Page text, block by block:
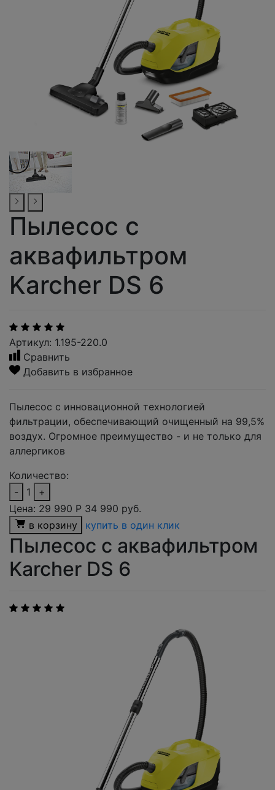
Пылесос с
аквафильтром
Karcher DS 6
Артикул: 1.195-220.0
Сравнить
Добавить в избранное
Пылесос с инновационной технологией
фильтрации, обеспечивающий очищенный на 99,5%
воздух. Огромное преимущество - и не только для
аллергиков
Количество:
-
1
+
Цена: 29 990 Р 34 990 руб.
в корзину
купить в один клик
Пылесос с аквафильтром
Karcher DS 6